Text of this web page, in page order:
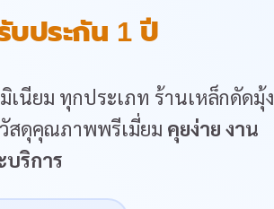
บประกัน 1 ปี
เนียม ทุกประเภท ร้านเหล็กดัดมุ้ง
สดุคุณภาพพรีเมี่ยม คุยง่าย งาน
บริการ